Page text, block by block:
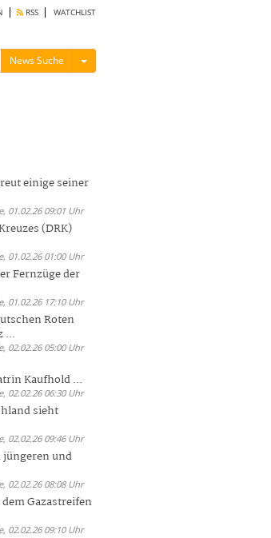
RSS WATCHLIST
News Suche Menü ein-/ausblenden
einige seiner
01.02.26 09:01 Uhr
(DRK)
01.02.26 01:00 Uhr
Fernzüge der
01.02.26 17:10 Uhr
Roten
...
02.02.26 05:00 Uhr
Kaufhold ...
02.02.26 06:30 Uhr
sieht
02.02.26 09:46 Uhr
jüngeren und
02.02.26 08:08 Uhr
Gazastreifen
02.02.26 09:10 Uhr